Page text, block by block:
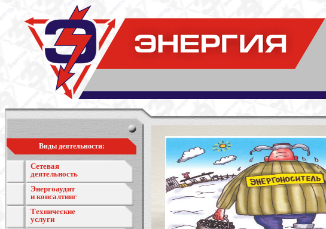
Виды деятельности:
Сетевая
деятельность
Энергоаудит
и консалтинг
Технические
услуги